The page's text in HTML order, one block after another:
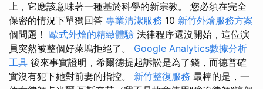
上，它應該意味著一種基於科學的新宗教。 您必須在完全
保密的情況下單獨回答 專業清潔服務 10 新竹外燴服務方案
個問題！ 歐式外燴的精緻體驗 法律程序還沒開始，這位演
員突然被整個好萊塢拒絕了。 Google Analytics數據分析
工具 後來事實證明，希爾德提起訴訟是為了錢，而德普確
實沒有犯下她對前妻的指控。 新竹整復服務 最棒的是，一